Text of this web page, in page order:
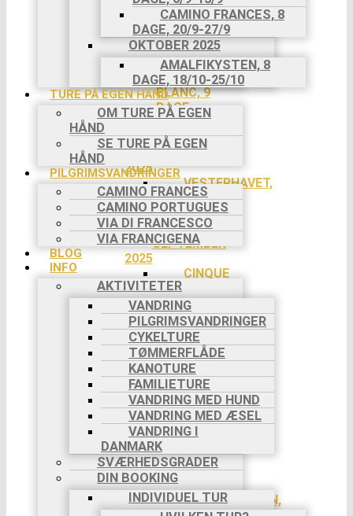
CAMINO FRANCES, 8
DAGE, 20/9-27/9
OKTOBER 2025
AMALFIKYSTEN, 8
DAGE, 18/10-25/10
TURE PÅ EGEN HÅND
OM TURE PÅ EGEN
HÅND
SE TURE PÅ EGEN
HÅND
PILGRIMSVANDRINGER
CAMINO FRANCES
CAMINO PORTUGUES
VIA DI FRANCESCO
VIA FRANCIGENA
BLOG
INFO
AKTIVITETER
VANDRING
PILGRIMSVANDRINGER
CYKELTURE
TØMMERFLÅDE
KANOTURE
FAMILIETURE
VANDRING MED HUND
VANDRING MED ÆSEL
VANDRING I
DANMARK
SVÆRHEDSGRADER
DIN BOOKING
INDIVIDUEL TUR
MONT
BLANC, 9
DAGE, 4/7-
12/7
MONT
BLANC, 9
DAGE,
18/7-
26/7
AUGUST
2025
VESTERHAVET,
3 DAGE,
29/8-
31/8
SEPTEMBER
2025
CINQUE
TERRE, 8
DAGE, 5/9-
12/9
CAMINO
FRANCES,
8 DAGE,
6/9-13/9
CAMINO
FRANCES,
8 DAGE,
20/9-
27/9
OKTOBER
2025
AMALFIKYSTEN,